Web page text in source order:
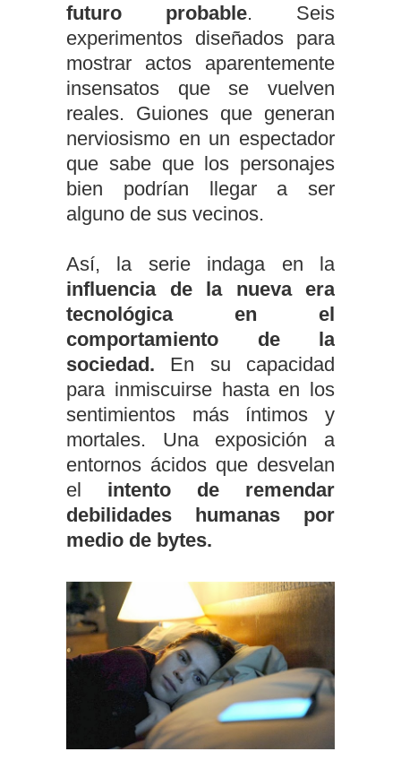
futuro probable. Seis
experimentos diseñados para
mostrar actos aparentemente
insensatos que se vuelven
reales. Guiones que generan
nerviosismo en un espectador
que sabe que los personajes
bien podrían llegar a ser
alguno de sus vecinos.
Así, la serie indaga en la
influencia de la nueva era
tecnológica en el
comportamiento de la
sociedad. En su capacidad
para inmiscuirse hasta en los
sentimientos más íntimos y
mortales. Una exposición a
entornos ácidos que desvelan
el intento de remendar
debilidades humanas por
medio de bytes.